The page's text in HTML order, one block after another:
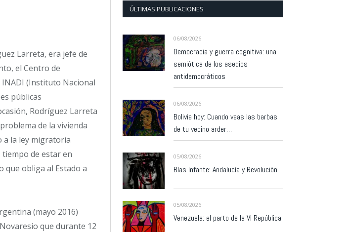
Larreta, era jefe de
el Centro de
INADI (Instituto Nacional
públicas
Rodríguez Larreta
de la vivienda
a la ley migratoria
tiempo de estar en
que obliga al Estado a
(mayo 2016)
que durante 12
ÚLTIMAS PUBLICACIONES
06/08/2026
Democracia y guerra cognitiva: una
semiótica de los asedios
antidemocráticos
06/08/2026
Bolivia hoy: Cuando veas las barbas
de tu vecino arder…
05/08/2026
Blas Infante: Andalucía y Revolución.
05/08/2026
Venezuela: el parto de la VI República